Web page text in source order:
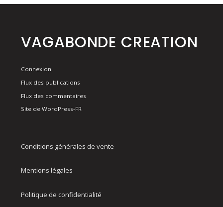
VAGABONDE CREATION
Connexion
Flux des publications
Flux des commentaires
Site de WordPress-FR
Conditions générales de vente
Mentions légales
Politique de confidentialité